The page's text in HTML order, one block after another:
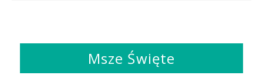
Msze Święte